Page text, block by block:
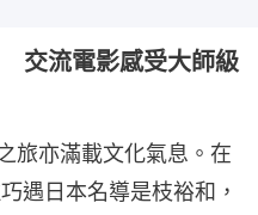
交流電影感受大師級
旅亦滿載文化氣息。在
遇日本名導是枝裕和，